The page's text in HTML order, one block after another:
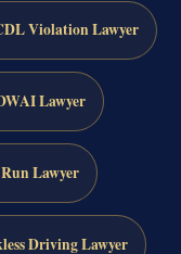
Violation Lawyer
Lawyer
Lawyer
Driving Lawyer